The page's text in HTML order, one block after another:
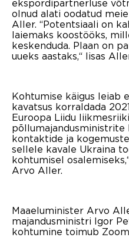
ekspordipartnerluse
olnud alati oodatud
Aller. “Potentsiaali on
laiemaks koostööks,
keskenduda. Plaan on
uueks aastaks,“ lisas
Kohtumise käigus leiab
kavatsus korraldada
Euroopa Liidu
kontaktide ja
sellele kavale Ukraina
kohtumisel
Arvo Aller.
Maaeluminister Arvo
majandusministri Igor
kohtumine toimub